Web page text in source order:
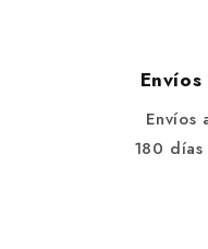
Envíos
180